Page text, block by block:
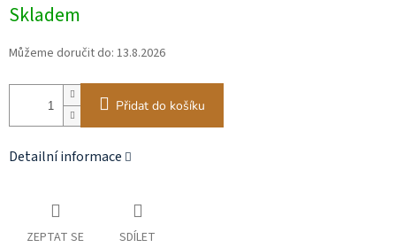
cena:
Skladem
Můžeme doručit do: 13.8.2026
Přidat do košíku
Detailní informace
ZEPTAT SE SDÍLET